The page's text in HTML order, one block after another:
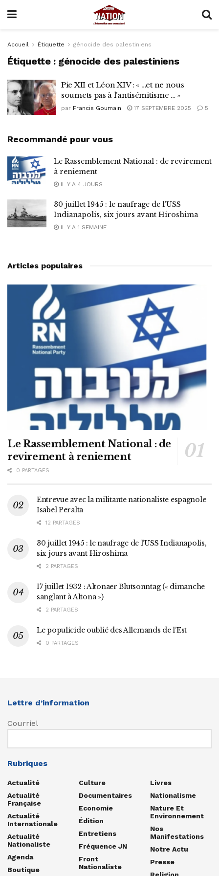
Accueil Étiquette génocide des palestiniens
Étiquette : génocide des palestiniens
Pie XII et Léon XIV : « …et ne nous
soumets pas à l’antisémitisme … »
par Francis Goumain 17 SEPTEMBRE 2025 5
Recommandé pour vous
Le Rassemblement National : de revirement
à reniement
IL Y A 4 JOURS
30 juillet 1945 : le naufrage de l’USS
Indianapolis, six jours avant Hiroshima
IL Y A 1 SEMAINE
Articles populaires
Le Rassemblement National : de
revirement à reniement
0 PARTAGES
Entrevue avec la militante nationaliste espagnole
Isabel Peralta
12 PARTAGES
30 juillet 1945 : le naufrage de l’USS Indianapolis,
six jours avant Hiroshima
2 PARTAGES
17 juillet 1932 : Altonaer Blutsonntag (« dimanche
sanglant à Altona »)
2 PARTAGES
Le populicide oublié des Allemands de l’Est
0 PARTAGES
Lettre d’information
Courriel
Rubriques
Actualité
Actualité
Française
Actualité
Internationale
Actualité
Nationaliste
Agenda
Boutique
Culture
Documentaires
Economie
Édition
Entretiens
Fréquence JN
Front
Nationaliste
Livres
Nationalisme
Nature Et
Environnement
Nos
Manifestations
Notre Actu
Presse